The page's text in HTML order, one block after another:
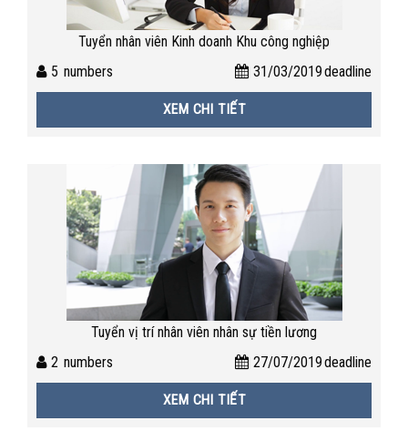
Tuyển nhân viên Kinh doanh Khu công nghiệp
5 numbers 31/03/2019deadline
XEM CHI TIẾT
Tuyển vị trí nhân viên nhân sự tiền lương
2 numbers 27/07/2019deadline
XEM CHI TIẾT